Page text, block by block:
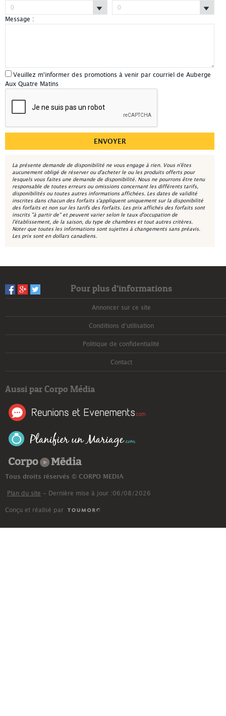
Message :
Veuillez m'informer des promotions à venir par courriel de Auberge
Aux Quatre Matins
La présente demande de disponibilité ne vous engage à rien. Vous n'êtes
aucunement obligé de réserver ou d'acheter le ou les produits offerts pour
lesquels vous faites une demande de disponibilité. Nous ne pourrons être tenu
responsable de toutes erreurs ou omissions concernant les différents tarifs,
disponibilités ou toutes autres informations affichées. Les dates de validité
inscrites dans chacun des forfaits s'appliquent uniquement sur la disponibilité
des forfaits et non sur les tarifs des forfaits. Les prix affichés des forfaits sont
inscrits "à partir de" et peuvent varier selon le taux d'occupation de
l'établissement, de la saison, du type de chambres et tout autres critères.
Noter que toutes les informations sont sujettes à changements sans préavis.
Les prix sont en dollars canadiens.
Pour plus d’informations
Annoncer sur ce site
Conditions d'utilisation
Politique de confidentialité
Contact
Aussi par Corpo Média
Tous droits réservés © CORPO MEDIA
Plan du site - Dernière mise à jour :06/08/2026
Conçu et réalisé par